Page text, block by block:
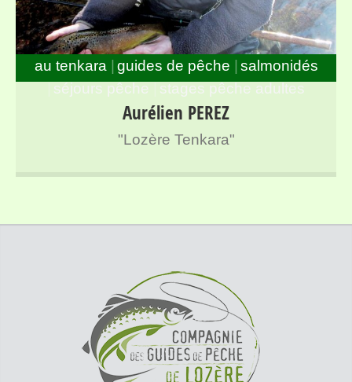
Guide de pêche à la mouche spécialisé en Tenkara sur
l’ensemble des rivières de Lozère
au tenkara guides de pêche
salmonidés
séjours pêche
stages pêche adultes
Aurélien PEREZ
"Lozère Tenkara"